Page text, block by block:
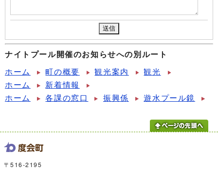
ナイトプール開催のお知らせへの別ルート
ホーム
町の概要 観光案内
観光
ホーム
新着情報
ホーム
各課の窓口 振興係 遊水プール鏡
〒516-2195